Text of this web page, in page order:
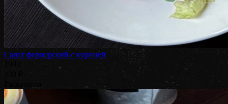
Салат фермерский с курицей
250 ₽